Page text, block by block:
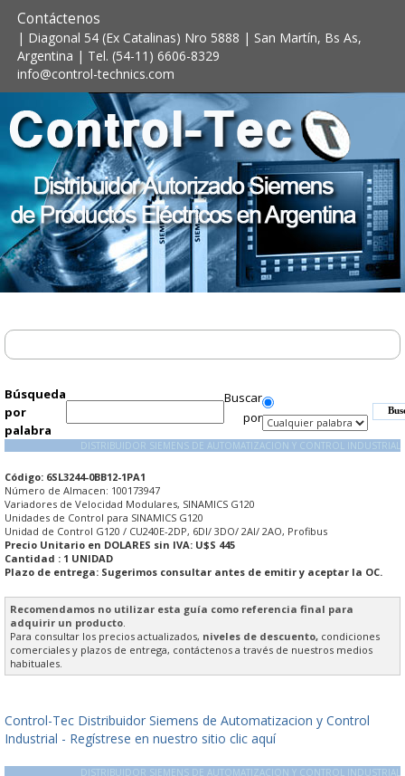
Contáctenos
| Diagonal 54 (Ex Catalinas) Nro 5888 | San Martín, Bs As,
Argentina | Tel. (54-11) 6606-8329
info@control-technics.com
Búsqueda
por
palabra
Buscar
por
DISTRIBUIDOR SIEMENS DE AUTOMATIZACION Y CONTROL INDUSTRIAL
Código: 6SL3244-0BB12-1PA1
Número de Almacen: 100173947
Variadores de Velocidad Modulares, SINAMICS G120
Unidades de Control para SINAMICS G120
Unidad de Control G120 / CU240E-2DP, 6DI/ 3DO/ 2AI/ 2AO, Profibus
Precio Unitario en DOLARES sin IVA: U$S 445
Cantidad : 1 UNIDAD
Plazo de entrega: Sugerimos consultar antes de emitir y aceptar la OC.
Recomendamos no utilizar esta guía como referencia final para
adquirir un producto
Para consultar los precios actualizados, niveles de descuento, condiciones
comerciales y plazos de entrega, contáctenos a través de nuestros medios
habituales.
Control-Tec Distribuidor Siemens de Automatizacion y Control
Industrial - Regístrese en nuestro sitio clic aquí
DISTRIBUIDOR SIEMENS DE AUTOMATIZACION Y CONTROL INDUSTRIAL